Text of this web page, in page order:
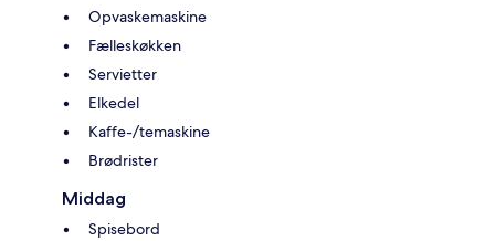
Opvaskemaskine
Fælleskøkken
Servietter
Elkedel
Kaffe-/temaskine
Brødrister
Middag
Spisebord